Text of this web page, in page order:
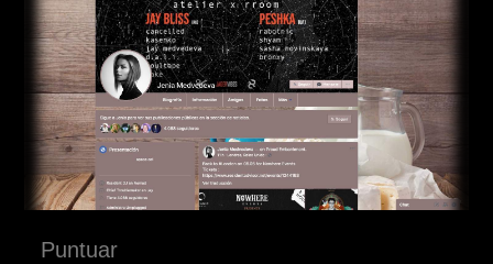
Puntuar